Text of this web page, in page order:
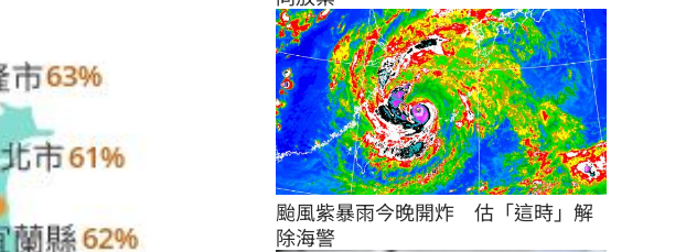
颱風紫暴雨今晚開炸　估「這時」解
除海警